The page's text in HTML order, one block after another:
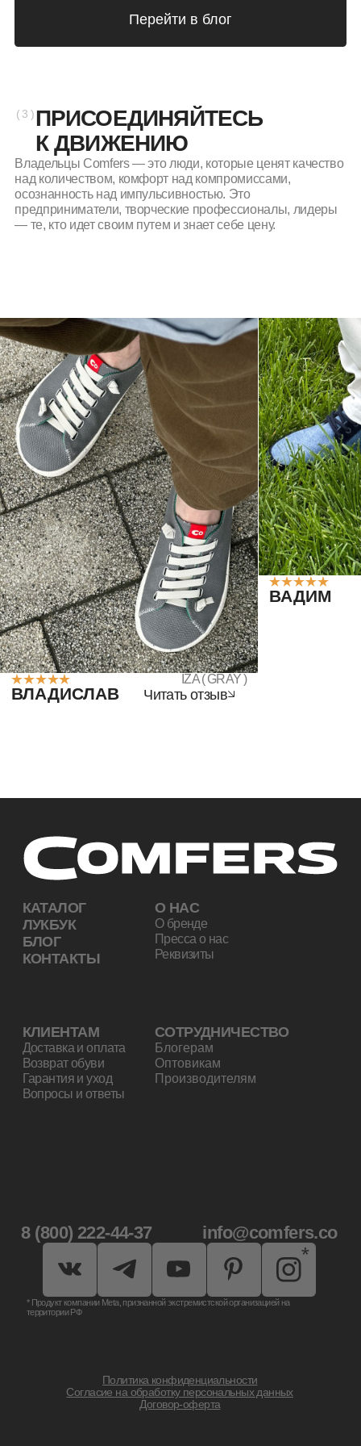
IZA ( GRAY )
ВЛАДИСЛАВ Читать отзыв
ВАДИМ
КАТАЛОГ
ЛУКБУК
БЛОГ
КОНТАКТЫ
О НАС
О бренде
Пресса о нас
Реквизиты
Договор-оферта
Comfers © 2026. Все права защищены.
8 (800) 222-44-37
* Продукт компании Meta, признанной экстремистской организацией на
территории РФ